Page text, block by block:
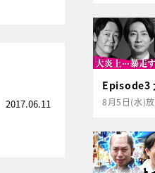
2017.06.11
Episode3
8月5日(水)